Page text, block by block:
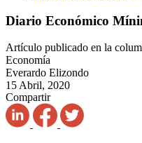
Diario Económico
Artículo publicado en la
Economía
Everardo Elizondo
15 Abril, 2020
Compartir